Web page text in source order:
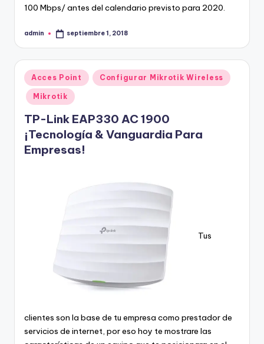
100 Mbps/ antes del calendario previsto para 2020.
Publicado
admin septiembre 1, 2018
Publicado
en
Acces Point Configurar Mikrotik Wireless
Mikrotik
TP-Link EAP330 AC 1900
¡Tecnología & Vanguardia Para
Empresas!
Tus
clientes son la base de tu empresa como prestador de
servicios de internet, por eso hoy te mostrare las